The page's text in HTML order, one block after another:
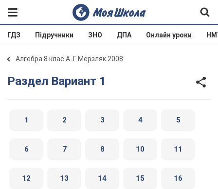
ГДЗ Підручники ЗНО ДПА Онлайн уроки
Алгебра 8 клас А. Г. Мерзляк 2008
Раздел Вариант 1
1 2 3 4 5
6 7 8 10 11
12 13 14 15 16